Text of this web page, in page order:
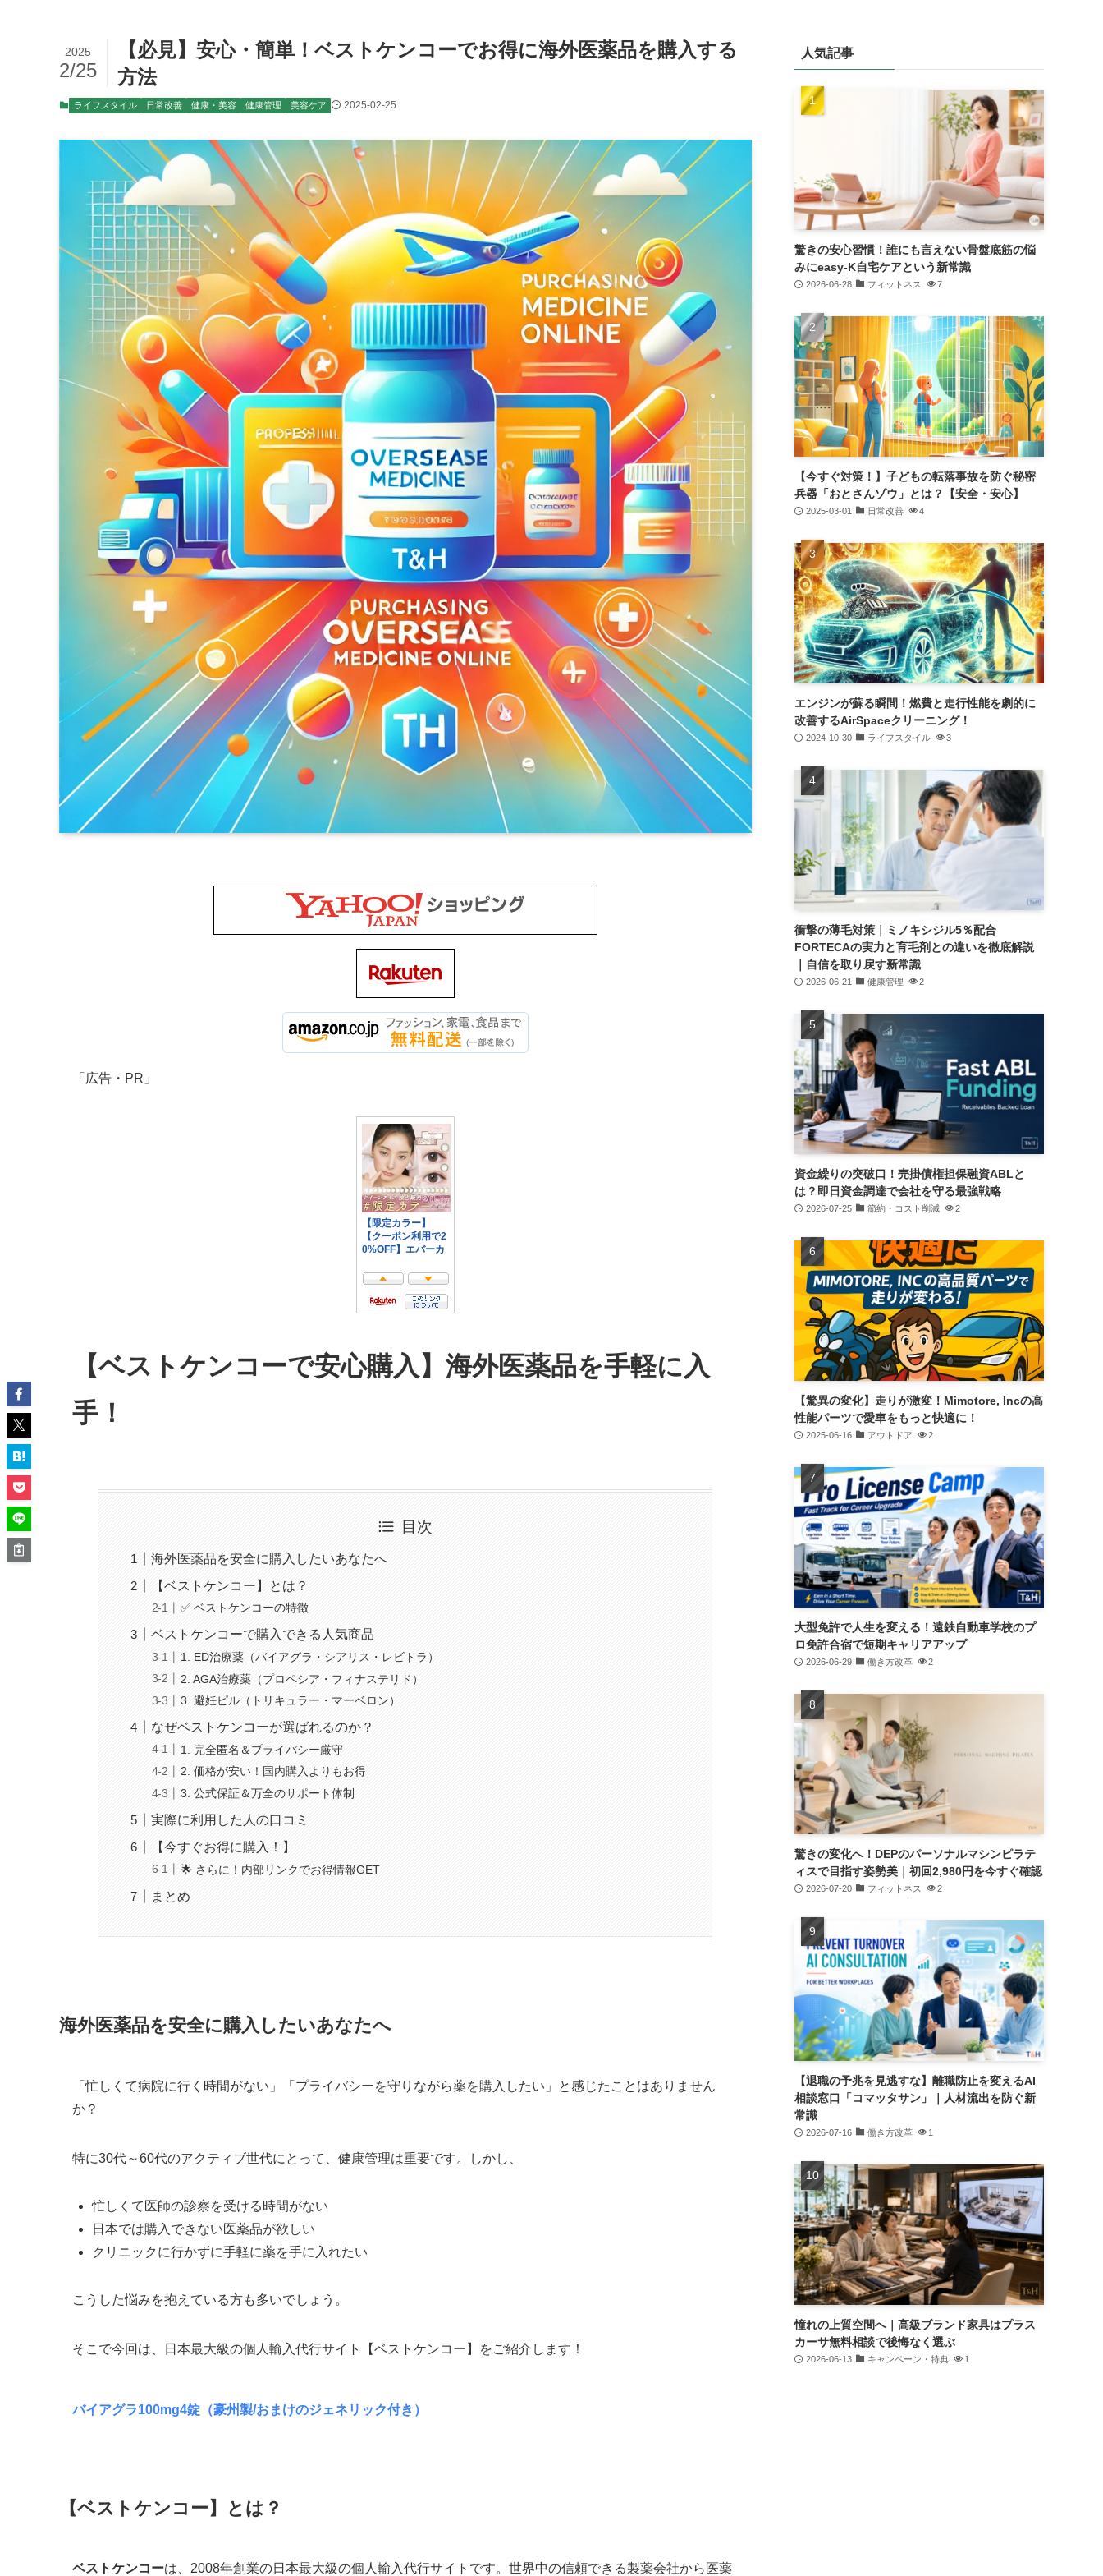
【必見】安心・簡単！ベストケンコーでお得に海外医薬品を購入する
方法
2025
2/25
ライフスタイル 日常改善 健康・美容 健康管理 美容ケア 2025-02-25
「広告・PR」
【ベストケンコーで安心購入】海外医薬品を手軽に入
手！
目次
海外医薬品を安全に購入したいあなたへ
【ベストケンコー】とは？
✅ ベストケンコーの特徴
ベストケンコーで購入できる人気商品
1. ED治療薬（バイアグラ・シアリス・レビトラ）
2. AGA治療薬（プロペシア・フィナステリド）
3. 避妊ピル（トリキュラー・マーベロン）
なぜベストケンコーが選ばれるのか？
1. 完全匿名＆プライバシー厳守
2. 価格が安い！国内購入よりもお得
3. 公式保証＆万全のサポート体制
実際に利用した人の口コミ
【今すぐお得に購入！】
🌟 さらに！内部リンクでお得情報GET
まとめ
海外医薬品を安全に購入したいあなたへ
「忙しくて病院に行く時間がない」「プライバシーを守りながら薬を購入したい」と感じたことはありません
か？
特に30代～60代のアクティブ世代にとって、健康管理は重要です。しかし、
忙しくて医師の診察を受ける時間がない
日本では購入できない医薬品が欲しい
クリニックに行かずに手軽に薬を手に入れたい
こうした悩みを抱えている方も多いでしょう。
そこで今回は、日本最大級の個人輸入代行サイト【ベストケンコー】をご紹介します！
バイアグラ100mg4錠（豪州製/おまけのジェネリック付き）
【ベストケンコー】とは？
ベストケンコーは、2008年創業の日本最大級の個人輸入代行サイトです。世界中の信頼できる製薬会社から医薬
人気記事
驚きの安心習慣！誰にも言えない骨盤底筋の悩
みにeasy-K自宅ケアという新常識
2026-06-28 フィットネス 7
【今すぐ対策！】子どもの転落事故を防ぐ秘密
兵器「おとさんゾウ」とは？【安全・安心】
2025-03-01 日常改善 4
エンジンが蘇る瞬間！燃費と走行性能を劇的に
改善するAirSpaceクリーニング！
2024-10-30 ライフスタイル 3
衝撃の薄毛対策｜ミノキシジル5％配合
FORTECAの実力と育毛剤との違いを徹底解説
｜自信を取り戻す新常識
2026-06-21 健康管理 2
資金繰りの突破口！売掛債権担保融資ABLと
は？即日資金調達で会社を守る最強戦略
2026-07-25 節約・コスト削減 2
【驚異の変化】走りが激変！Mimotore, Incの高
性能パーツで愛車をもっと快適に！
2025-06-16 アウトドア 2
大型免許で人生を変える！遠鉄自動車学校のプ
ロ免許合宿で短期キャリアアップ
2026-06-29 働き方改革 2
驚きの変化へ！DEPのパーソナルマシンピラテ
ィスで目指す姿勢美｜初回2,980円を今すぐ確認
2026-07-20 フィットネス 2
【退職の予兆を見逃すな】離職防止を変えるAI
相談窓口「コマッタサン」｜人材流出を防ぐ新
常識
2026-07-16 働き方改革 1
憧れの上質空間へ｜高級ブランド家具はプラス
カーサ無料相談で後悔なく選ぶ
2026-06-13 キャンペーン・特典 1